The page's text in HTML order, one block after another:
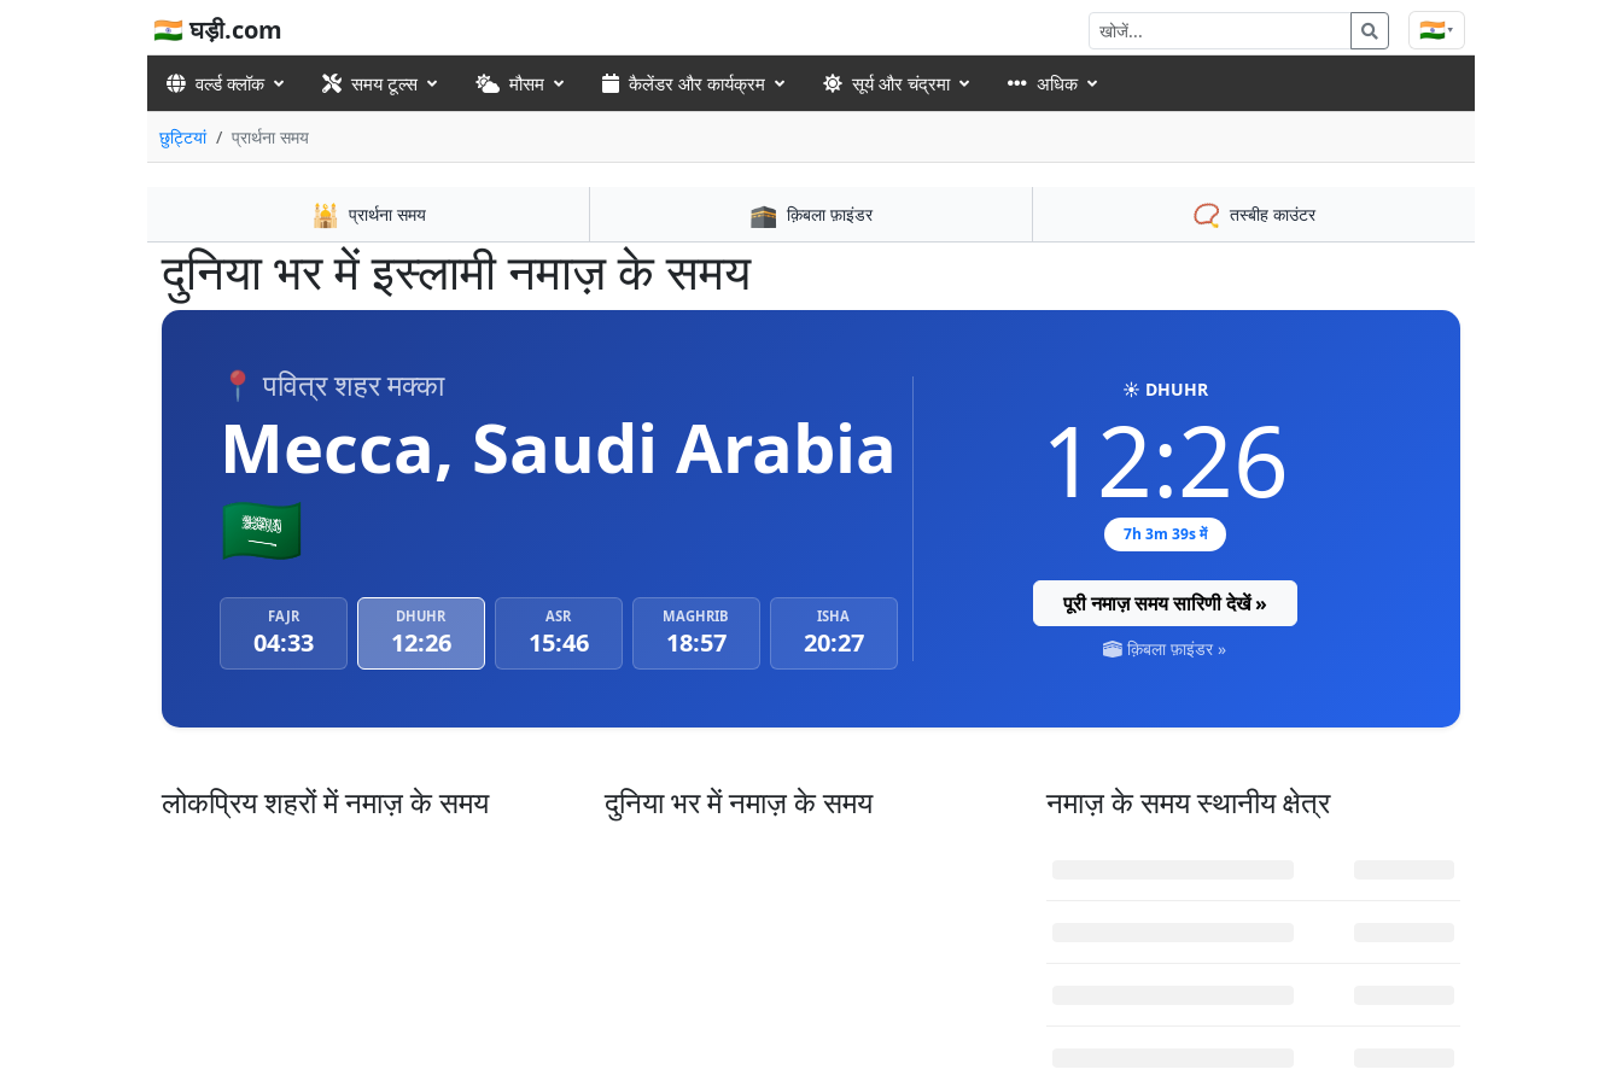
🇮🇳 घड़ी.com 🇮🇳▾
वर्ल्ड क्लॉक समय टूल्स मौसम कैलेंडर और कार्यक्रम सूर्य और चंद्रमा अधिक
छुट्टियां प्रार्थना समय
🕌 प्रार्थना समय 🕋 क़िबला फ़ाइंडर 📿 तस्बीह काउंटर
दुनिया भर में इस्लामी नमाज़ के समय
📍 पवित्र शहर मक्का
Mecca, Saudi Arabia
🇸🇦
FAJR
04:33
DHUHR
12:26
ASR
15:46
MAGHRIB
18:57
ISHA
20:27
☀️ DHUHR
12:26
7h 3m 38s में
पूरी नमाज़ समय सारिणी देखें »
क़िबला फ़ाइंडर »
लोकप्रिय शहरों में नमाज़ के समय दुनिया भर में नमाज़ के समय नमाज़ के समयस्थानीय क्षेत्र